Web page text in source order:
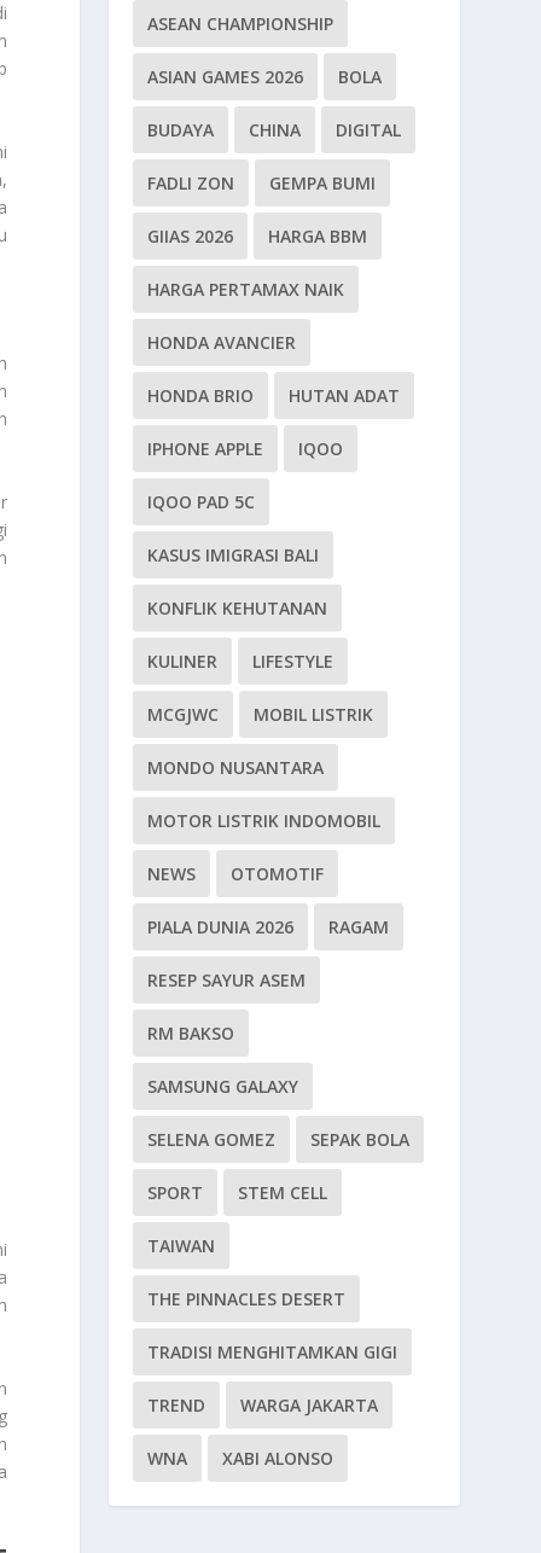
ASEAN CHAMPIONSHIP
ASIAN GAMES 2026 BOLA
BUDAYA CHINA DIGITAL
FADLI ZON GEMPA BUMI
GIIAS 2026 HARGA BBM
HARGA PERTAMAX NAIK
HONDA AVANCIER
HONDA BRIO HUTAN ADAT
IPHONE APPLE IQOO
IQOO PAD 5C
KASUS IMIGRASI BALI
KONFLIK KEHUTANAN
KULINER LIFESTYLE
MCGJWC MOBIL LISTRIK
MONDO NUSANTARA
MOTOR LISTRIK INDOMOBIL
NEWS OTOMOTIF
PIALA DUNIA 2026 RAGAM
RESEP SAYUR ASEM
RM BAKSO
SAMSUNG GALAXY
SELENA GOMEZ SEPAK BOLA
SPORT STEM CELL
TAIWAN
THE PINNACLES DESERT
TRADISI MENGHITAMKAN GIGI
TREND WARGA JAKARTA
WNA XABI ALONSO